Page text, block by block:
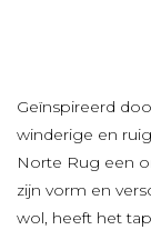
Geïnspireerd
winderige en
Norte Rug een
zijn vorm en
wol, heeft het